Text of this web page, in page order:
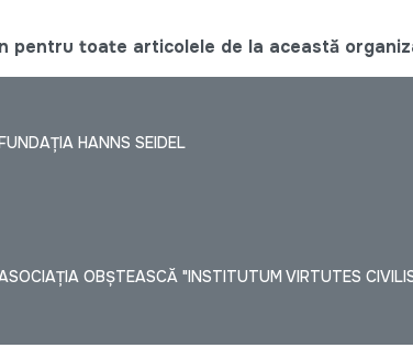
pentru toate articolele de la această
HANNS SEIDEL
OBȘTEASCĂ "INSTITUTUM VIRTUTES